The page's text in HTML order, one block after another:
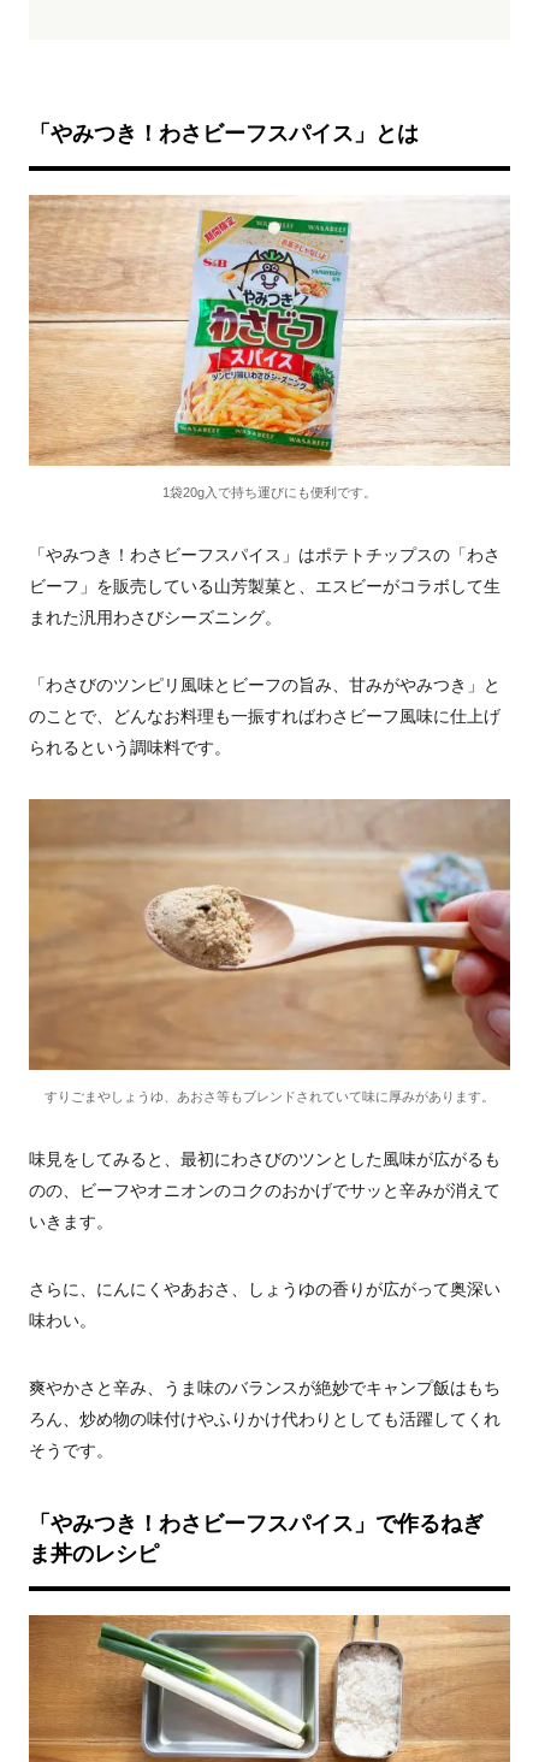
「やみつき！わさビーフスパイス」とは
1袋20g入で持ち運びにも便利です。
「やみつき！わさビーフスパイス」はポテトチップスの「わさ
ビーフ」を販売している山芳製菓と、エスビーがコラボして生
まれた汎用わさびシーズニング。
「わさびのツンピリ風味とビーフの旨み、甘みがやみつき」と
のことで、どんなお料理も一振すればわさビーフ風味に仕上げ
られるという調味料です。
すりごまやしょうゆ、あおさ等もブレンドされていて味に厚みがあります。
味見をしてみると、最初にわさびのツンとした風味が広がるも
のの、ビーフやオニオンのコクのおかげでサッと辛みが消えて
いきます。
さらに、にんにくやあおさ、しょうゆの香りが広がって奥深い
味わい。
爽やかさと辛み、うま味のバランスが絶妙でキャンプ飯はもち
ろん、炒め物の味付けやふりかけ代わりとしても活躍してくれ
そうです。
「やみつき！わさビーフスパイス」で作るねぎ
ま丼のレシピ